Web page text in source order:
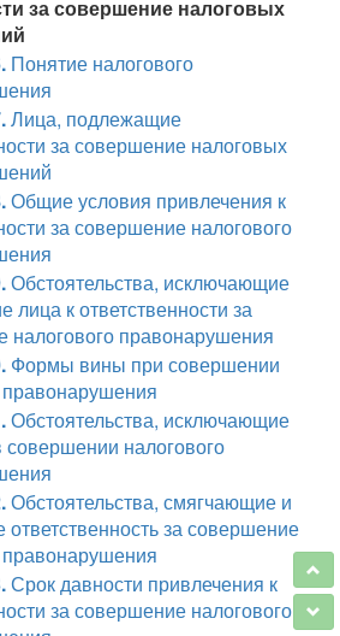
за совершение налоговых
Понятие налогового
Лица, подлежащие
за совершение налоговых
Общие условия привлечения к
за совершение налогового
Обстоятельства, исключающие
лица к ответственности за
налогового правонарушения
Формы вины при совершении
правонарушения
Обстоятельства, исключающие
совершении налогового
Обстоятельства, смягчающие и
за совершение
правонарушения
Срок давности привлечения к
за совершение налогового